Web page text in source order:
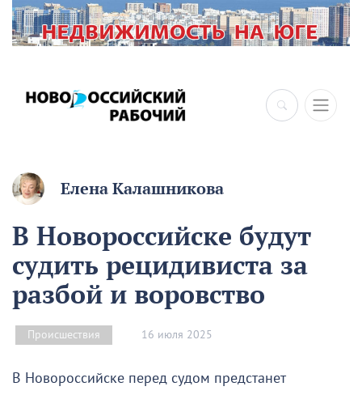
×
Елена Калашникова
В Новороссийске будут
судить рецидивиста за
разбой и воровство
Происшествия 16 июля 2025
В Новороссийске перед судом предстанет